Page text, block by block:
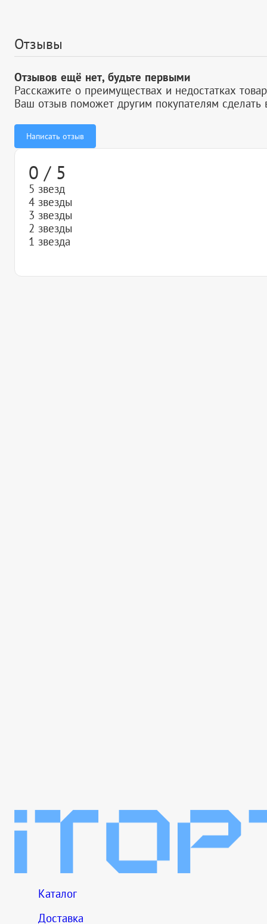
Отзывы
Отзывов ещё нет, будьте первыми
Расскажите о преимуществах и недостатках
Ваш отзыв поможет другим покупателям сделать
Написать отзыв
0 / 5
5 звезд
4 звезды
3 звезды
2 звезды
1 звезда
Каталог
Доставка